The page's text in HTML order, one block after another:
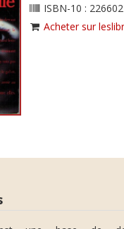
ISBN-10 :
Acheter sur